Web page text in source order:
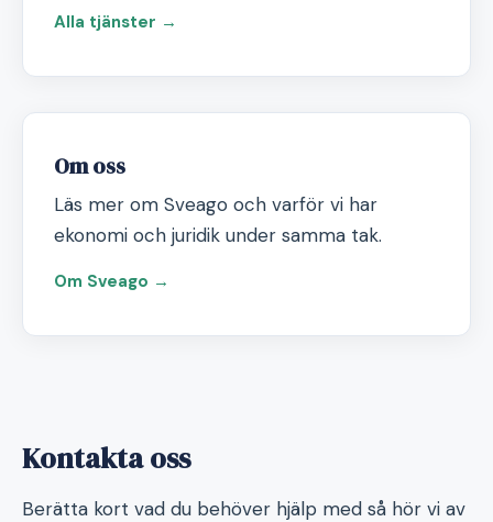
Alla tjänster →
Om oss
Läs mer om Sveago och varför vi har
ekonomi och juridik under samma tak.
Om Sveago →
Kontakta oss
Berätta kort vad du behöver hjälp med så hör vi av